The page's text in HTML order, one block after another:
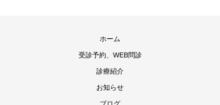
ホーム
受診予約、WEB問診
診療紹介
お知らせ